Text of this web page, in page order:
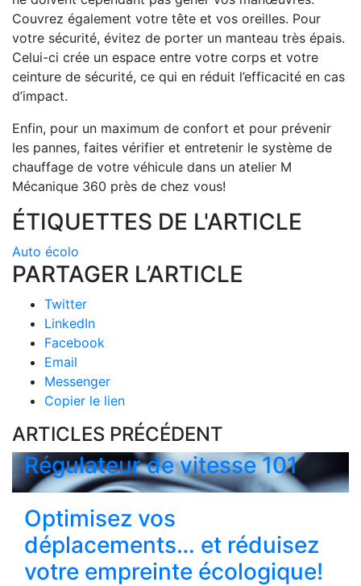
Couvrez également votre tête et vos oreilles. Pour
votre sécurité, évitez de porter un manteau très épais.
Celui-ci crée un espace entre votre corps et votre
ceinture de sécurité, ce qui en réduit l’efficacité en cas
d’impact.
Enfin, pour un maximum de confort et pour prévenir
les pannes, faites vérifier et entretenir le système de
chauffage de votre véhicule dans un atelier M
Mécanique 360 près de chez vous!
ÉTIQUETTES DE L'ARTICLE
Auto écolo
PARTAGER L’ARTICLE
Twitter
LinkedIn
Facebook
Email
Messenger
Copier le lien
ARTICLES PRÉCÉDENT
Régulateur de vitesse 101
Optimisez vos
déplacements… et réduisez
votre empreinte écologique!